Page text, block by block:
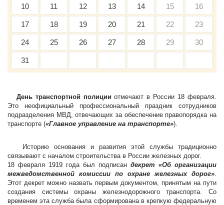
10 11 12 13 14 15 16
17 18 19 20 21 22 23
24 25 26 27 28 29 30
31
День транспортной полиции отмечают в России 18 февраля.
Это неофициальный профессиональный праздник сотрудников
подразделения МВД, отвечающих за обеспечение правопорядка на
транспорте («Главное управление на транспорте»).
Историю основания и развития этой службы традиционно
связывают с началом строительства в России железных дорог.
18 февраля 1919 года был подписан декрет «Об организации
межведомственной комиссии по охране железных дорог».
Этот декрет можно назвать первым документом, принятым на пути
создания системы охраны железнодорожного транспорта. Со
временем эта служба была сформирована в крепкую федеральную